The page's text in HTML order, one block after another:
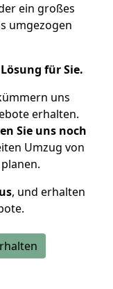
ein großes
umgezogen
für Sie.
uns
erhalten.
Sie uns noch
Umzug von
, und erhalten